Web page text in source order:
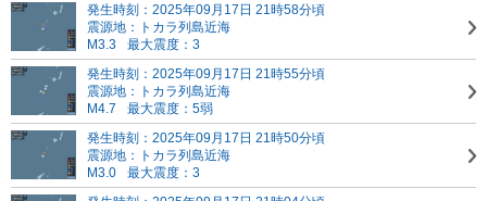
発生時刻：2025年09月17日 21時58分頃
震源地：トカラ列島近海
M3.3
最大震度：3
発生時刻：2025年09月17日 21時55分頃
震源地：トカラ列島近海
M4.7
最大震度：5弱
発生時刻：2025年09月17日 21時50分頃
震源地：トカラ列島近海
M3.0
最大震度：3